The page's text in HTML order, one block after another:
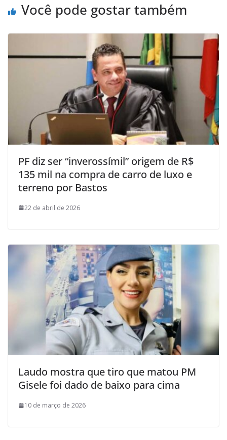
Você pode gostar também
PF diz ser “inverossímil” origem de R$
135 mil na compra de carro de luxo e
terreno por Bastos
22 de abril de 2026
Laudo mostra que tiro que matou PM
Gisele foi dado de baixo para cima
10 de março de 2026